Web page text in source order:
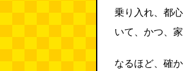
乗り入れ、都
いて、かつ、
なるほど、確